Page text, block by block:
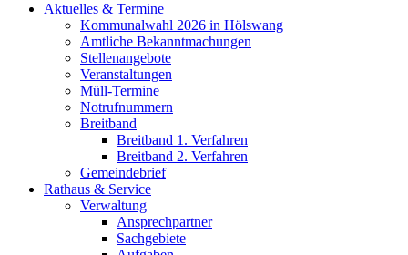
Aktuelles & Termine
Kommunalwahl 2026 in Hölswang
Amtliche Bekanntmachungen
Stellenangebote
Veranstaltungen
Müll-Termine
Notrufnummern
Breitband
Breitband 1. Verfahren
Breitband 2. Verfahren
Gemeindebrief
Rathaus & Service
Verwaltung
Ansprechpartner
Sachgebiete